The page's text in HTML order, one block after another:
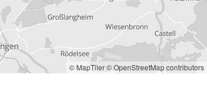
© MapTiler© OpenStreetMap contributors